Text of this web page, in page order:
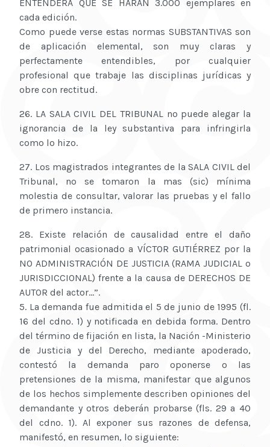
ENTENDERÁ QUE SE HARÁN 3.000 ejemplares en
cada edición.
Como puede verse estas normas SUBSTANTIVAS son
de aplicación elemental, son muy claras y
perfectamente entendibles, por cualquier
profesional que trabaje las disciplinas jurídicas y
obre con rectitud.
26. LA SALA CIVIL DEL TRIBUNAL no puede alegar la
ignorancia de la ley substantiva para infringirla
como lo hizo.
27. Los magistrados integrantes de la SALA CIVIL del
Tribunal, no se tomaron la mas (sic) mínima
molestia de consultar, valorar las pruebas y el fallo
de primero instancia.
28. Existe relación de causalidad entre el daño
patrimonial ocasionado a VÍCTOR GUTIÉRREZ por la
NO ADMINISTRACIÓN DE JUSTICIA (RAMA JUDICIAL o
JURISDICCIONAL) frente a la causa de DERECHOS DE
AUTOR del actor...”.
5. La demanda fue admitida el 5 de junio de 1995 (fl.
16 del cdno. 1) y notificada en debida forma. Dentro
del término de fijación en lista, la Nación -Ministerio
de Justicia y del Derecho, mediante apoderado,
contestó la demanda paro oponerse o las
pretensiones de la misma, manifestar que algunos
de los hechos simplemente describen opiniones del
demandante y otros deberán probarse (fls. 29 a 40
del cdno. 1). Al exponer sus razones de defensa,
manifestó, en resumen, lo siguiente: